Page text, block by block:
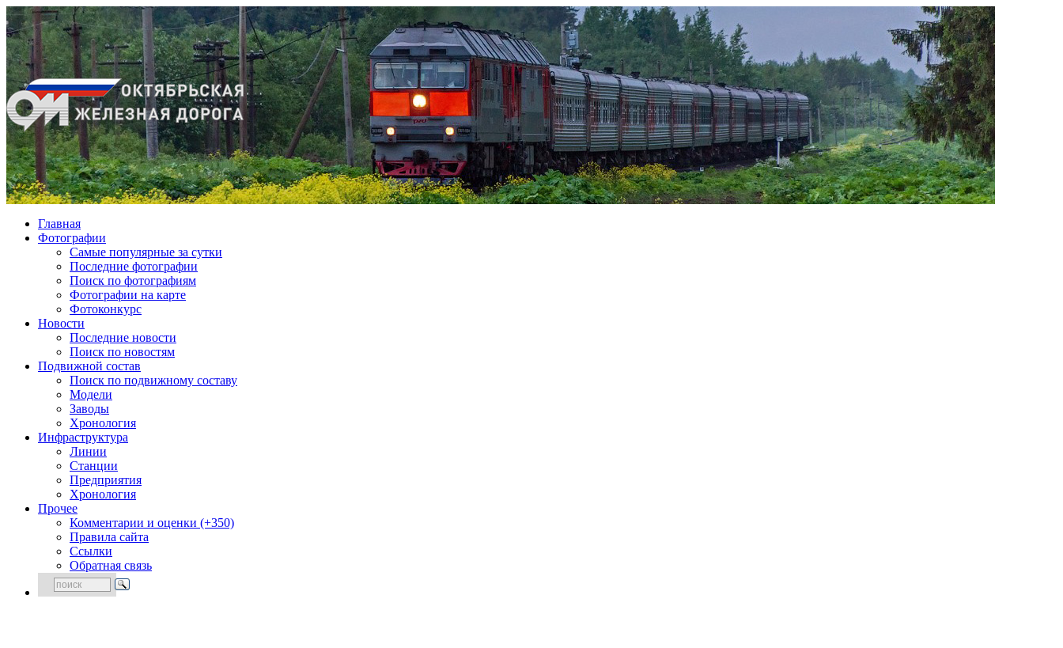
Главная
Фотографии
Cамые популярные за сутки
Последние фотографии
Поиск по фотографиям
Фотографии на карте
Фотоконкурс
Новости
Последние новости
Поиск по новостям
Подвижной состав
Поиск по подвижному составу
Модели
Заводы
Хронология
Инфраструктура
Линии
Станции
Предприятия
Хронология
Прочее
Комментарии и оценки (+350)
Правила сайта
Ссылки
Обратная связь